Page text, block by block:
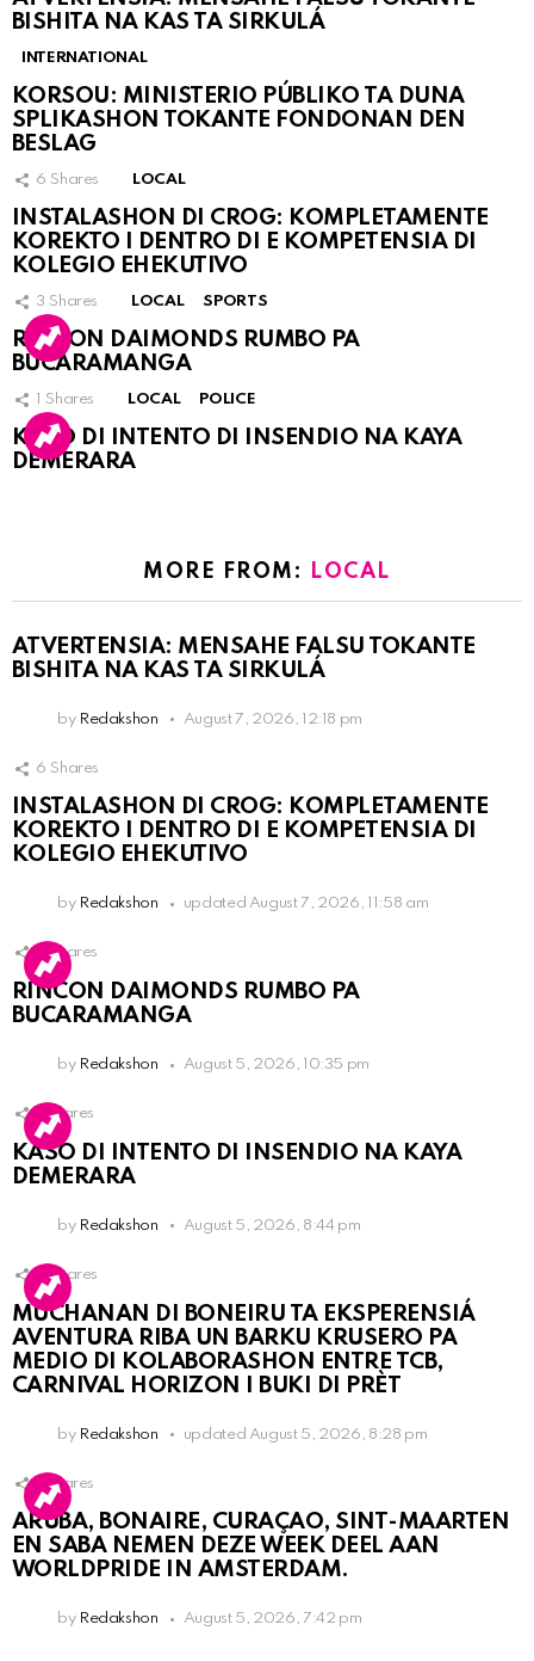
BISHITA NA KAS TA SIRKULÁ
INTERNATIONAL
KORSOU: MINISTERIO PÚBLIKO TA DUNA
SPLIKASHON TOKANTE FONDONAN DEN
BESLAG
6 Shares LOCAL
INSTALASHON DI CROG: KOMPLETAMENTE
KOREKTO I DENTRO DI E KOMPETENSIA DI
KOLEGIO EHEKUTIVO
3 Shares LOCAL SPORTS
RINCON DAIMONDS RUMBO PA
BUCARAMANGA
1 Shares LOCAL POLICE
KASO DI INTENTO DI INSENDIO NA KAYA
DEMERARA
MORE FROM: LOCAL
ATVERTENSIA: MENSAHE FALSU TOKANTE
BISHITA NA KAS TA SIRKULÁ
by Redakshon August 7, 2026, 12:18 pm
6 Shares
INSTALASHON DI CROG: KOMPLETAMENTE
KOREKTO I DENTRO DI E KOMPETENSIA DI
KOLEGIO EHEKUTIVO
by Redakshon updated August 7, 2026, 11:58 am
Shares
RINCON DAIMONDS RUMBO PA
BUCARAMANGA
by Redakshon August 5, 2026, 10:35 pm
Shares
KASO DI INTENTO DI INSENDIO NA KAYA
DEMERARA
by Redakshon August 5, 2026, 8:44 pm
Shares
MUCHANAN DI BONEIRU TA EKSPERENSIÁ
AVENTURA RIBA UN BARKU KRUSERO PA
MEDIO DI KOLABORASHON ENTRE TCB,
CARNIVAL HORIZON I BUKI DI PRÈT
by Redakshon updated August 5, 2026, 8:28 pm
Shares
ARUBA, BONAIRE, CURAÇAO, SINT-MAARTEN
EN SABA NEMEN DEZE WEEK DEEL AAN
WORLDPRIDE IN AMSTERDAM.
by Redakshon August 5, 2026, 7:42 pm